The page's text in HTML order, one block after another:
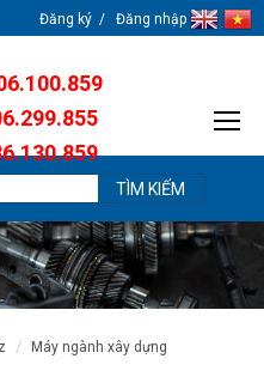
Đăng ký Đăng nhập
máy ngành xây dựng